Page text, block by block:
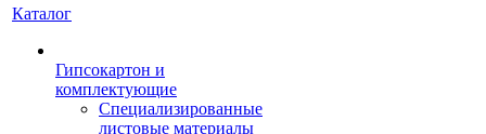
Каталог
Гипсокартон и
комплектующие
Специализированные
листовые материалы